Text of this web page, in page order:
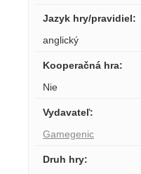
Jazyk hry/pravidiel:
anglický
Kooperačná hra:
Nie
Vydavateľ:
Gamegenic
Druh hry: